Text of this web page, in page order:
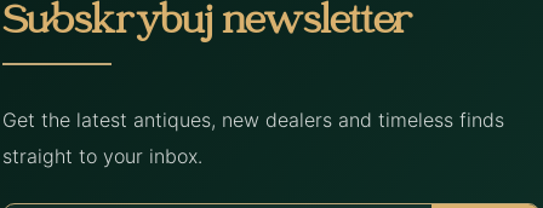
Subskrybuj newsletter
Get the latest antiques, new dealers and timeless finds
straight to your inbox.